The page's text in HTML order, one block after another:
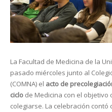
La Facultad de Medicina de la
pasado miércoles junto al
(COMNA) el acto de
ciclo de Medicina con el
colegiarse. La celebración